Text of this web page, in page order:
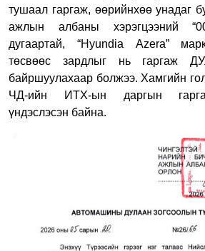
тушаал гаргаж, өөрийнхөө унадаг
ажлын албаны хэрэгцээний
дугаартай, “Hyundia Azera”
төсвөөс зардлыг нь гаргаж
байршуулахаар болжээ. Хамгийн
ЧД-ийн ИТХ-ын даргын
үндэслэсэн байна.